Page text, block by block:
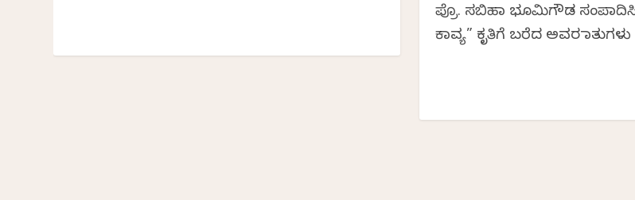
ಪ್ರೊ. ಸಬಿಹಾ ಭೂಮಿಗೌಡ
ಕಾವ್ಯ” ಕೃತಿಗೆ ಬರೆದ ಅವರ